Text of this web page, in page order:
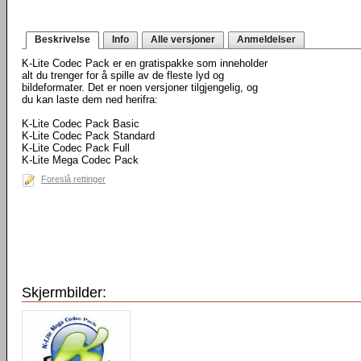
Beskrivelse Info Alle versjoner Anmeldelser
K-Lite Codec Pack er en gratispakke som inneholder
alt du trenger for å spille av de fleste lyd og
bildeformater. Det er noen versjoner tilgjengelig, og
du kan laste dem ned herifra:
K-Lite Codec Pack Basic
K-Lite Codec Pack Standard
K-Lite Codec Pack Full
K-Lite Mega Codec Pack
Foreslå rettinger
Skjermbilder: